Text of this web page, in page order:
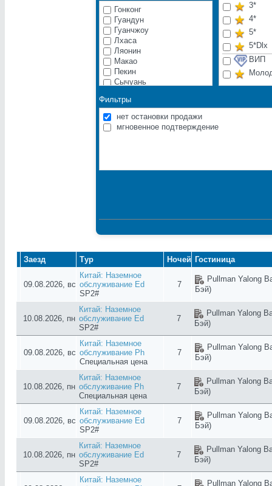
Гонконг
Гуандун
Гуанчжоу
Лхаса
Ляонин
Макао
Пекин
Сычуань
Хэбэй
Шанхай
3*
4*
5*
5*Dlx
ВИП
Фильтры
нет остановки продажи
мгновенное подтверждение
Заезд Тур Ночей Гостиница
09.08.2026, вс
Китай: Наземное
обслуживание Ed
SP2#
7
Pullman Yalong
Бэй)
10.08.2026, пн
Китай: Наземное
обслуживание Ed
SP2#
7
Pullman Yalong
Бэй)
09.08.2026, вс
Китай: Наземное
обслуживание Ph
Специальная цена
7
Pullman Yalong
Бэй)
10.08.2026, пн
Китай: Наземное
обслуживание Ph
Специальная цена
7
Pullman Yalong
Бэй)
09.08.2026, вс
Китай: Наземное
обслуживание Ed
SP2#
7
Pullman Yalong
Бэй)
10.08.2026, пн
Китай: Наземное
обслуживание Ed
SP2#
7
Pullman Yalong
Бэй)
Китай: Наземное
Pullman Yalong